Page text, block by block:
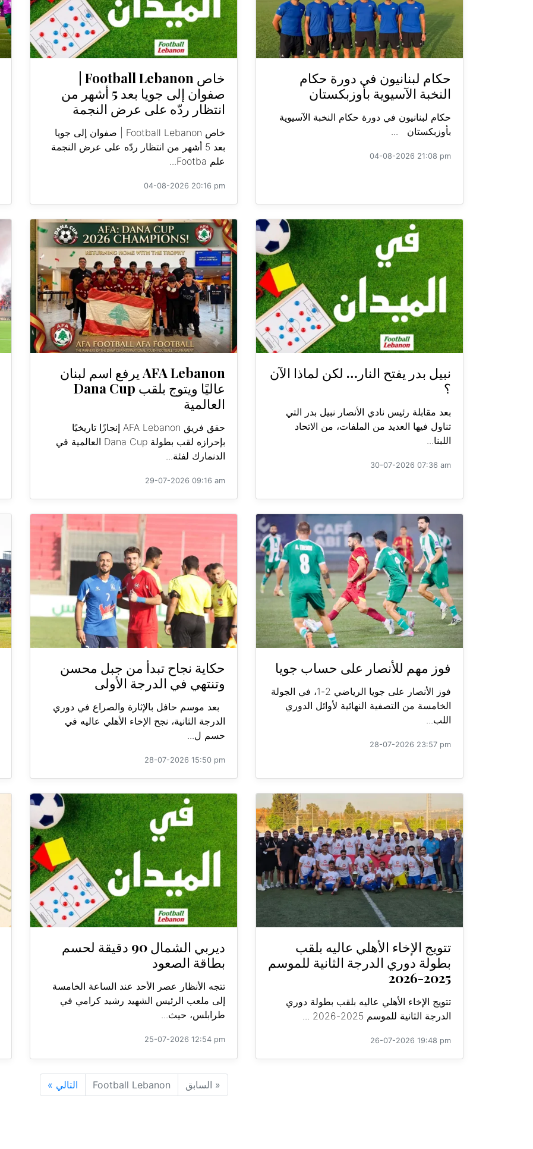
حكام لبنانيون في دورة حكام
النخبة الآسيوية بأوزبكستان
حكام لبنانيون في دورة حكام النخبة الآسيوية
بأوزبكستان ...
04-08-2026 21:08 pm
صفوان إلى جويا بعد 5 أشهر من
انتظار ردّه على عرض النجمة
خاص Football Lebanon | صفوان إلى جويا
بعد 5 أشهر من انتظار ردّه على عرض النجمة
علم Footba...
04-08-2026 20:16 pm
نبيل بدر يفتح النار… لكن لماذا الآن
؟
بعد مقابلة رئيس نادي الأنصار نبيل بدر التي
تناول فيها العديد من الملفات، من الاتحاد
اللبنا...
30-07-2026 07:36 am
AFA Lebanon يرفع اسم لبنان
عاليًا ويتوج بلقب Dana Cup
العالمية
حقق فريق AFA Lebanon إنجازًا تاريخيًا
بإحرازه لقب بطولة Dana Cup العالمية في
الدنمارك لفئة...
29-07-2026 09:16 am
فوز مهم للأنصار على حساب جويا
فوز الأنصار على جويا الرياضي 2-1، في الجولة
الخامسة من التصفية النهائية لأوائل الدوري
اللب...
28-07-2026 23:57 pm
حكاية نجاح تبدأ من جبل محسن
وتنتهي في الدرجة الأولى
بعد موسم حافل بالإثارة والصراع في دوري
الدرجة الثانية، نجح الإخاء الأهلي عاليه في
حسم ل...
28-07-2026 15:50 pm
تتويج الإخاء الأهلي عاليه بلقب
بطولة دوري الدرجة الثانية للموسم
2025-2026
تتويج الإخاء الأهلي عاليه بلقب بطولة دوري
الدرجة الثانية للموسم 2025-2026 ...
26-07-2026 19:48 pm
ديربي الشمال 90 دقيقة لحسم
بطاقة الصعود
تتجه الأنظار عصر الأحد عند الساعة الخامسة
إلى ملعب الرئيس الشهيد رشيد كرامي في
طرابلس، حيث...
25-07-2026 12:54 pm
« السابق Football Lebanon التالي »